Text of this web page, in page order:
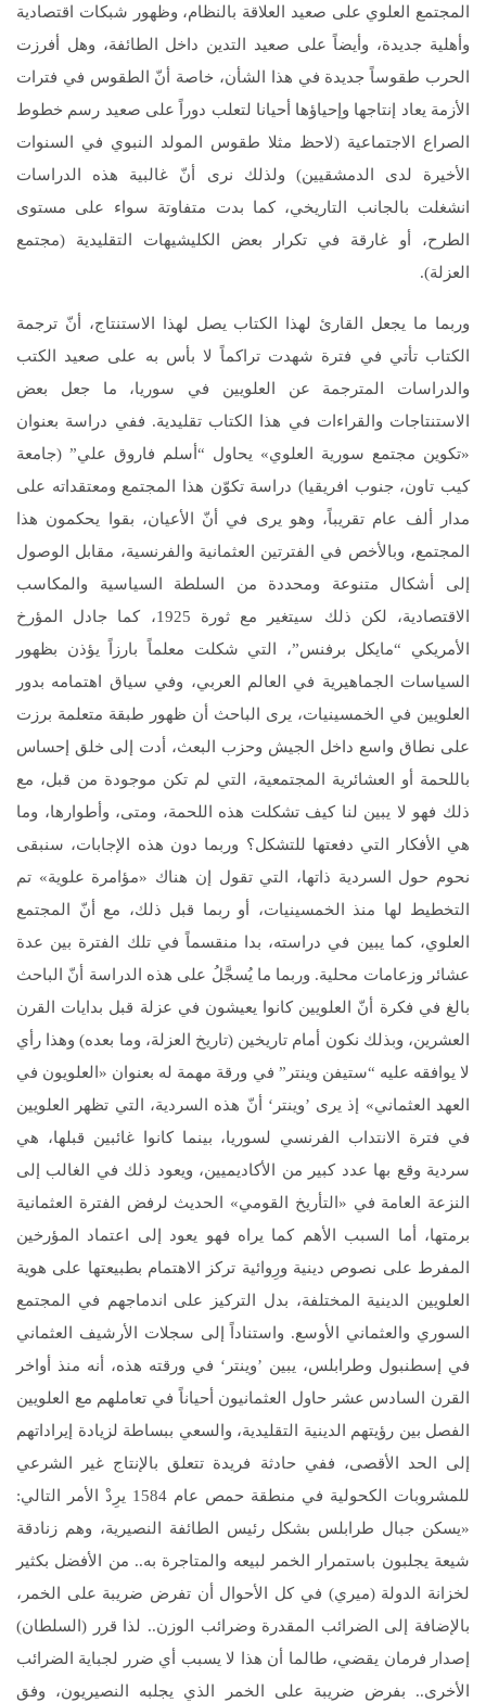
المجتمع العلوي على صعيد العلاقة بالنظام، وظهور شبكات اقتصادية
وأهلية جديدة، وأيضاً على صعيد التدين داخل الطائفة، وهل أفرزت
الحرب طقوساً جديدة في هذا الشأن، خاصة أنّ الطقوس في فترات
الأزمة يعاد إنتاجها وإحياؤها أحيانا لتعلب دوراً على صعيد رسم خطوط
الصراع الاجتماعية (لاحظ مثلا طقوس المولد النبوي في السنوات
الأخيرة لدى الدمشقيين) ولذلك نرى أنّ غالبية هذه الدراسات
انشغلت بالجانب التاريخي، كما بدت متفاوتة سواء على مستوى
الطرح، أو غارقة في تكرار بعض الكليشيهات التقليدية (مجتمع
العزلة).
وربما ما يجعل القارئ لهذا الكتاب يصل لهذا الاستنتاج، أنّ ترجمة
الكتاب تأتي في فترة شهدت تراكماً لا بأس به على صعيد الكتب
والدراسات المترجمة عن العلويين في سوريا، ما جعل بعض
الاستنتاجات والقراءات في هذا الكتاب تقليدية. ففي دراسة بعنوان
«تكوين مجتمع سورية العلوي» يحاول “أسلم فاروق علي” (جامعة
كيب تاون، جنوب افريقيا) دراسة تكوّن هذا المجتمع ومعتقداته على
مدار ألف عام تقريباً، وهو يرى في أنّ الأعيان، بقوا يحكمون هذا
المجتمع، وبالأخص في الفترتين العثمانية والفرنسية، مقابل الوصول
إلى أشكال متنوعة ومحددة من السلطة السياسية والمكاسب
الاقتصادية، لكن ذلك سيتغير مع ثورة 1925، كما جادل المؤرخ
الأمريكي “مايكل برفنس”، التي شكلت معلماً بارزاً يؤذن بظهور
السياسات الجماهيرية في العالم العربي، وفي سياق اهتمامه بدور
العلويين في الخمسينيات، يرى الباحث أن ظهور طبقة متعلمة برزت
على نطاق واسع داخل الجيش وحزب البعث، أدت إلى خلق إحساس
باللحمة أو العشائرية المجتمعية، التي لم تكن موجودة من قبل، مع
ذلك فهو لا يبين لنا كيف تشكلت هذه اللحمة، ومتى، وأطوارها، وما
هي الأفكار التي دفعتها للتشكل؟ وربما دون هذه الإجابات، سنبقى
نحوم حول السردية ذاتها، التي تقول إن هناك «مؤامرة علوية» تم
التخطيط لها منذ الخمسينيات، أو ربما قبل ذلك، مع أنّ المجتمع
العلوي، كما يبين في دراسته، بدا منقسماً في تلك الفترة بين عدة
عشائر وزعامات محلية. وربما ما يُسجَّلُ على هذه الدراسة أنّ الباحث
بالغ في فكرة أنّ العلويين كانوا يعيشون في عزلة قبل بدايات القرن
العشرين، وبذلك نكون أمام تاريخين (تاريخ العزلة، وما بعده) وهذا رأي
لا يوافقه عليه “ستيفن وينتر” في ورقة مهمة له بعنوان «العلويون في
العهد العثماني» إذ يرى ’وينتر‘ أنّ هذه السردية، التي تظهر العلويين
في فترة الانتداب الفرنسي لسوريا، بينما كانوا غائبين قبلها، هي
سردية وقع بها عدد كبير من الأكاديميين، ويعود ذلك في الغالب إلى
النزعة العامة في «التأريخ القومي» الحديث لرفض الفترة العثمانية
برمتها، أما السبب الأهم كما يراه فهو يعود إلى اعتماد المؤرخين
المفرط على نصوص دينية ورِوائية تركز الاهتمام بطبيعتها على هوية
العلويين الدينية المختلفة، بدل التركيز على اندماجهم في المجتمع
السوري والعثماني الأوسع. واستناداً إلى سجلات الأرشيف العثماني
في إسطنبول وطرابلس، يبين ’وينتر‘ في ورقته هذه، أنه منذ أواخر
القرن السادس عشر حاول العثمانيون أحياناً في تعاملهم مع العلويين
الفصل بين رؤيتهم الدينية التقليدية، والسعي ببساطة لزيادة إيراداتهم
إلى الحد الأقصى، ففي حادثة فريدة تتعلق بالإنتاج غير الشرعي
للمشروبات الكحولية في منطقة حمص عام 1584 يرِدْ الأمر التالي:
«يسكن جبال طرابلس بشكل رئيس الطائفة النصيرية، وهم زنادقة
شيعة يجلبون باستمرار الخمر لبيعه والمتاجرة به.. من الأفضل بكثير
لخزانة الدولة (ميري) في كل الأحوال أن تفرض ضريبة على الخمر،
بالإضافة إلى الضرائب المقدرة وضرائب الوزن.. لذا قرر (السلطان)
إصدار فرمان يقضي، طالما أن هذا لا يسبب أي ضرر لجباية الضرائب
الأخرى.. بفرض ضريبة على الخمر الذي يجلبه النصيريون، وفق